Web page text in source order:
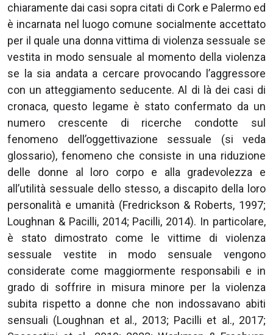
chiaramente dai casi sopra citati di Cork e Palermo ed
è incarnata nel luogo comune socialmente accettato
per il quale una donna vittima di violenza sessuale se
vestita in modo sensuale al momento della violenza
se la sia andata a cercare provocando l’aggressore
con un atteggiamento seducente. Al di là dei casi di
cronaca, questo legame è stato confermato da un
numero crescente di ricerche condotte sul
fenomeno dell’oggettivazione sessuale (si veda
glossario), fenomeno che consiste in una riduzione
delle donne al loro corpo e alla gradevolezza e
all’utilità sessuale dello stesso, a discapito della loro
personalità e umanità (Fredrickson & Roberts, 1997;
Loughnan & Pacilli, 2014; Pacilli, 2014). In particolare,
è stato dimostrato come le vittime di violenza
sessuale vestite in modo sensuale vengono
considerate come maggiormente responsabili e in
grado di soffrire in misura minore per la violenza
subita rispetto a donne che non indossavano abiti
sensuali (Loughnan et al., 2013; Pacilli et al., 2017;